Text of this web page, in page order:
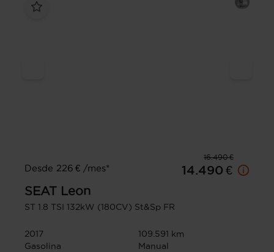
16.490 €
Desde 226 € /mes*
14.490 €
SEAT Leon
ST 1.8 TSI 132kW (180CV) St&Sp FR
2017
109.591 km
Gasolina
Manual